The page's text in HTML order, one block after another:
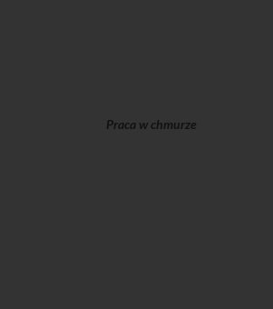
Praca w chmurze